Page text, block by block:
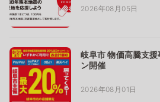
2026年08月05日
岐阜市 物価高騰支
ン開催
2026年08月01日